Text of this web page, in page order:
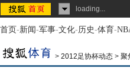
loading...
首页-新闻-军事-文化-历史-体育-
> 2012足协杯动态 > 聚